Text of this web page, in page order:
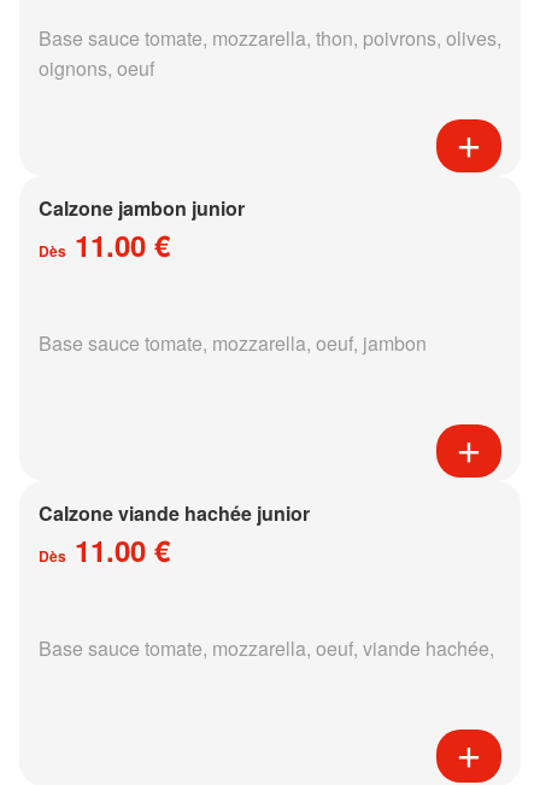
Base sauce tomate, mozzarella, thon, poivrons, olives,
oignons, oeuf
Calzone jambon junior
Dès 11.00 €
Base sauce tomate, mozzarella, oeuf, jambon
Calzone viande hachée junior
Dès 11.00 €
Base sauce tomate, mozzarella, oeuf, viande hachée,